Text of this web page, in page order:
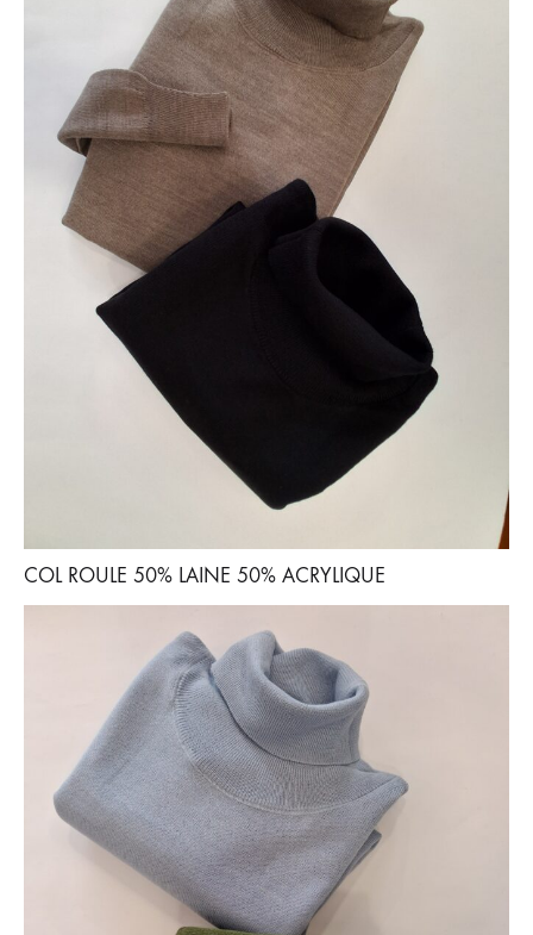
COL ROULE 50% LAINE 50% ACRYLIQUE